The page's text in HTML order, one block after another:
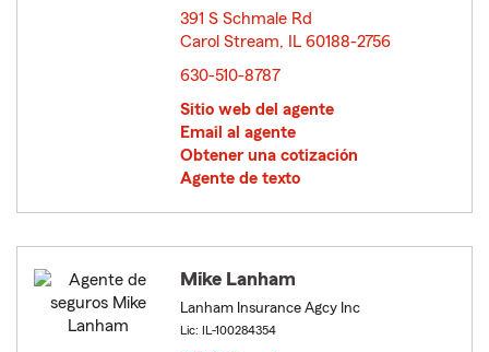
391 S Schmale Rd
Carol Stream, IL 60188-2756
630-510-8787
Sitio web del agente
Email al agente
Obtener una cotización
Agente de texto
Mike Lanham
Lanham Insurance Agcy Inc
Lic: IL-100284354